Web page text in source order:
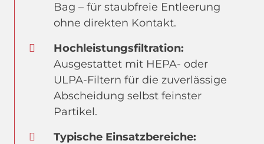
Bag – für staubfreie Entleerung
ohne direkten Kontakt.
Hochleistungsfiltration:
Ausgestattet mit HEPA- oder
ULPA-Filtern für die zuverlässige
Abscheidung selbst feinster
Partikel.
Typische Einsatzbereiche: